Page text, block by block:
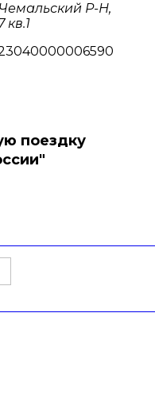
Р-Н,
кв.1
поездку